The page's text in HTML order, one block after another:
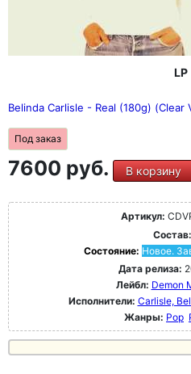
LP
Belinda Carlisle - Real (180g) (Clear
Под заказ
7600 руб. В корзину
Артикул:
Состав:
Состояние: Новое.
Дата релиза:
Лейбл: Demon
Исполнители: Carlisle,
Жанры: Pop